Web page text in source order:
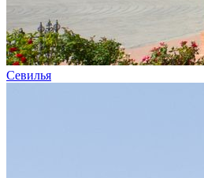
Севилья